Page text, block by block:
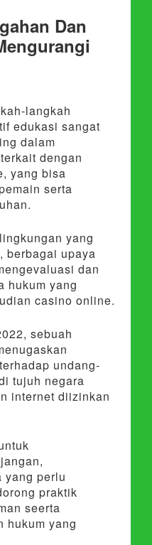
Dan
langkah
edukasi sangat
dalam
dengan
yang bisa
serta
yang
berbagai upaya
dan
hukum yang
casino online.
sebuah
undang-
tujuh negara
internet diizinkan
yang perlu
praktik
seerta
hukum yang